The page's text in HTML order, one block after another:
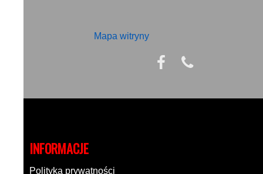
Mapa witryny
INFORMACJE
Polityka prywatności